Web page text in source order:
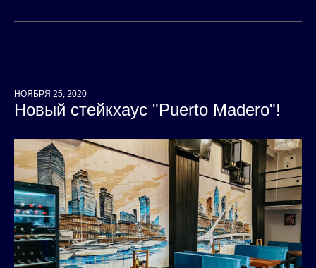
Новый стейкхаус "Puerto Madero"!
НОЯБРЯ 25, 2020